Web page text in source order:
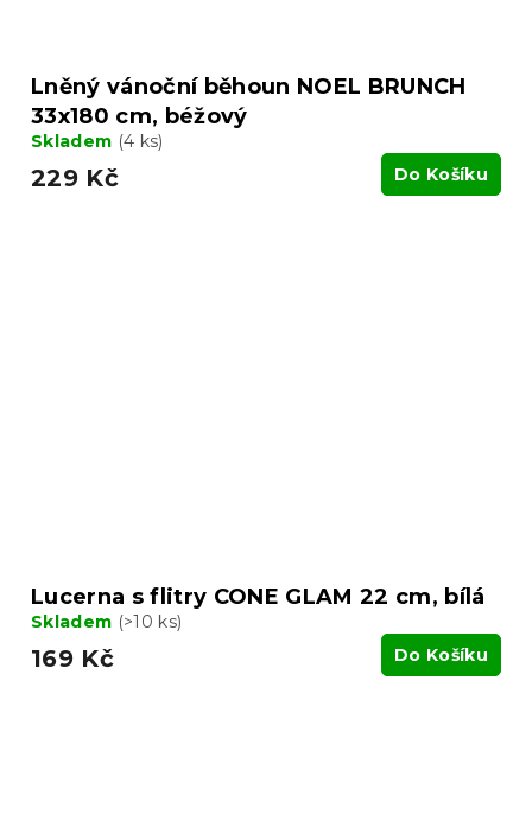
Lněný vánoční běhoun NOEL BRUNCH
33x180 cm, béžový
Skladem (4 ks)
229 Kč Do Košíku
Lucerna s flitry CONE GLAM 22 cm, bílá
Skladem (>10 ks)
169 Kč Do Košíku